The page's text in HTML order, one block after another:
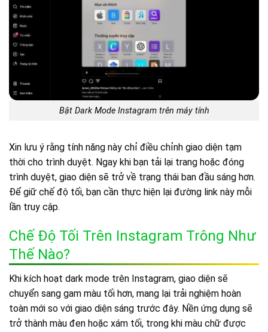
Bật Dark Mode Instagram trên máy tính
Xin lưu ý rằng tính năng này chỉ điều chỉnh giao diện tạm
thời cho trình duyệt. Ngay khi bạn tải lại trang hoặc đóng
trình duyệt, giao diện sẽ trở về trạng thái ban đầu sáng hơn.
Để giữ chế độ tối, bạn cần thực hiện lại đường link này mỗi
lần truy cập.
Chế Độ Tối Trên Instagram Trông Như
Thế Nào?
Khi kích hoạt dark mode trên Instagram, giao diện sẽ
chuyển sang gam màu tối hơn, mang lại trải nghiệm hoàn
toàn mới so với giao diện sáng trước đây. Nền ứng dụng sẽ
trở thành màu đen hoặc xám tối, trong khi màu chữ được